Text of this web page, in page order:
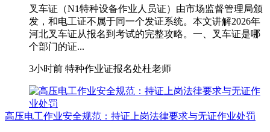
叉车证（N1特种设备作业人员证）由市场监督管理局颁
发，和电工证不属于同一个发证系统。本文讲解2026年
河北叉车证从报名到考试的完整攻略。一、叉车证是哪
个部门的证...
3小时前 特种作业证报名处杜老师
高压电工作业安全规范：持证上岗法律要求与无证作业处罚